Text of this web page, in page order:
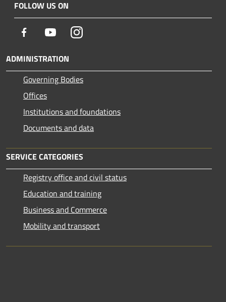
FOLLOW US ON
Facebook YoutubeInstagram
ADMINISTRATION
Governing Bodies
Offices
Institutions and foundations
Documents and data
SERVICE CATEGORIES
Registry office and civil status
Education and training
Business and Commerce
Mobility and transport